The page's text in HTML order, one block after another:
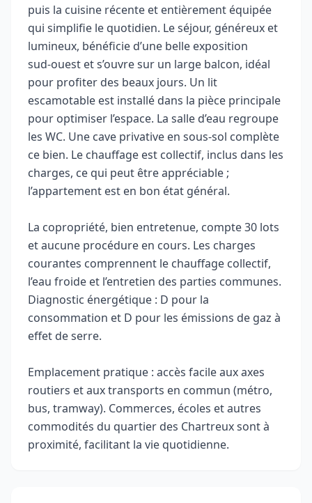
puis la cuisine récente et entièrement équipée
qui simplifie le quotidien. Le séjour, généreux et
lumineux, bénéficie d’une belle exposition
sud‑ouest et s’ouvre sur un large balcon, idéal
pour profiter des beaux jours. Un lit
escamotable est installé dans la pièce principale
pour optimiser l’espace. La salle d’eau regroupe
les WC. Une cave privative en sous-sol complète
ce bien. Le chauffage est collectif, inclus dans les
charges, ce qui peut être appréciable ;
l’appartement est en bon état général.
La copropriété, bien entretenue, compte 30 lots
et aucune procédure en cours. Les charges
courantes comprennent le chauffage collectif,
l’eau froide et l’entretien des parties communes.
Diagnostic énergétique : D pour la
consommation et D pour les émissions de gaz à
effet de serre.
Emplacement pratique : accès facile aux axes
routiers et aux transports en commun (métro,
bus, tramway). Commerces, écoles et autres
commodités du quartier des Chartreux sont à
proximité, facilitant la vie quotidienne.